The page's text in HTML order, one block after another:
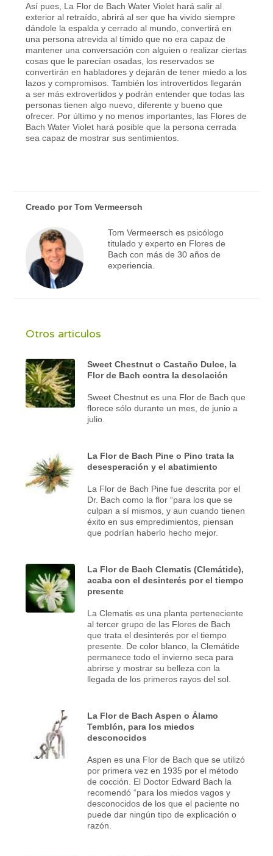
Así pues, La Flor de Bach Water Violet hará salir al
exterior al retraído, abrirá al ser que ha vivido siempre
dándole la espalda y cerrado al mundo, convertirá en
una persona atrevida al tímido que no era capaz de
mantener una conversación con alguien o realizar ciertas
cosas que le parecían osadas, los reservados se
convertirán en habladores y dejarán de tener miedo a los
lazos y compromisos. También los introvertidos llegarán
a ser más extrovertidos y podrán entender que todas las
personas tienen algo nuevo, diferente y bueno que
ofrecer. Por último y no menos importantes, las Flores de
Bach Water Violet hará posible que la persona cerrada
sea capaz de mostrar sus sentimientos.
Creado porTom Vermeersch
Tom Vermeersch es psicólogo
titulado y experto en Flores de
Bach con más de 30 años de
experiencia.
Otros articulos
Sweet Chestnut o Castaño Dulce, la
Flor de Bach contra la desolación
Sweet Chestnut es una Flor de Bach que
florece sólo durante un mes, de junio a
julio.
La Flor de Bach Pine o Pino trata la
desesperación y el abatimiento
La Flor de Bach Pine fue descrita por el
Dr. Bach como la flor “para los que se
culpan a sí mismos, y aun cuando tienen
éxito en sus empredimientos, piensan
que podrían haberlo hecho mejor.
La Flor de Bach Clematis (Clemátide),
acaba con el desinterés por el tiempo
presente
La Clematis es una planta perteneciente
al tercer grupo de las Flores de Bach
que trata el desinterés por el tiempo
presente. De color blanco, la Clemátide
permanece todo el invierno seca para
abrirse y mostrar su belleza con la
llegada de los primeros rayos del sol.
La Flor de Bach Aspen o Álamo
Temblón, para los miedos
desconocidos
Aspen es una Flor de Bach que se utilizó
por primera vez en 1935 por el método
de cocción. El Doctor Edward Bach la
recomendó “para los miedos vagos y
desconocidos de los que el paciente no
puede dar ningún tipo de explicación o
razón.